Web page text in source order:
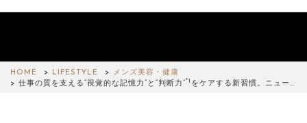
HOME LIFESTYLE
メンズ美容・健康
仕事の質を支える“視覚的な記憶力”と“判断力”*1 をケアする新習慣。ニュー…